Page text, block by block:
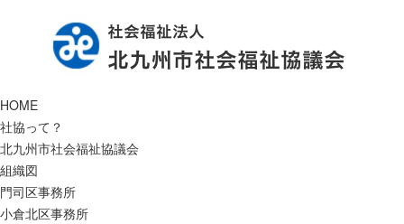
HOME
社協って？
北九州市社会福祉協議会
組織図
門司区事務所
小倉北区事務所